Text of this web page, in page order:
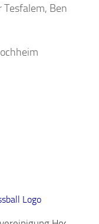
Tesfalem, Ben